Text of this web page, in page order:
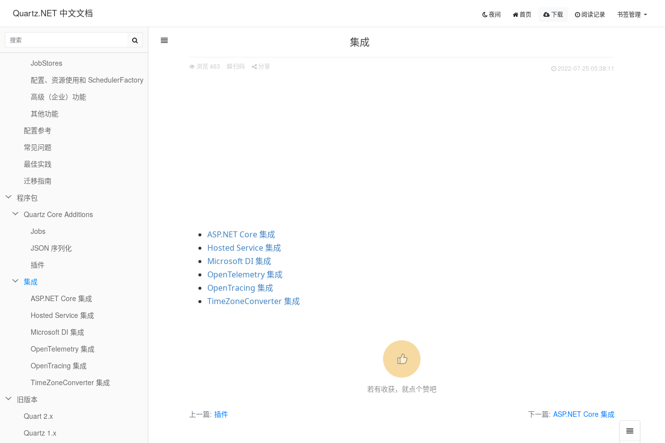
Quartz.NET 中文文档 夜间 首页 下载 阅读记录 书签管理
集成
浏览 463 扫码 分享 2022-07-25 05:38:11
ASP.NET Core 集成
Hosted Service 集成
Microsoft DI 集成
OpenTelemetry 集成
OpenTracing 集成
TimeZoneConverter 集成
若有收获，就点个赞吧
上一篇: 插件 下一篇: ASP.NET Core 集成
CronTrigger
TriggerListeners 和 JobListeners
JobStores
配置、资源使用和 SchedulerFactory
高级（企业）功能
其他功能
配置参考
常见问题
最佳实践
迁移指南
程序包
Quartz Core Additions
Jobs
JSON 序列化
插件
集成
ASP.NET Core 集成
Hosted Service 集成
Microsoft DI 集成
OpenTelemetry 集成
OpenTracing 集成
TimeZoneConverter 集成
旧版本
Quart 2.x
Quartz 1.x